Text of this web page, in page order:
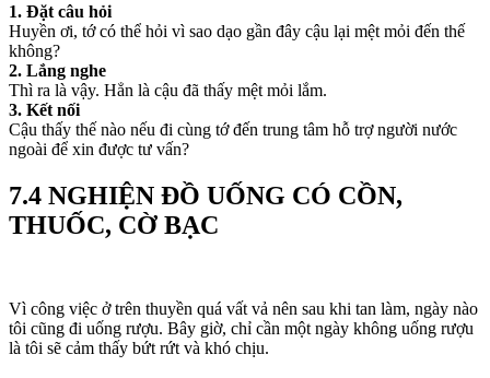
1. Đặt câu hỏi
Huyền ơi, tớ có thể hỏi vì sao dạo gần đây cậu lại mệt mỏi đến thế
không?
2. Lắng nghe
Thì ra là vậy. Hẳn là cậu đã thấy mệt mỏi lắm.
3. Kết nối
Cậu thấy thế nào nếu đi cùng tớ đến trung tâm hỗ trợ người nước
ngoài để xin được tư vấn?
7.4 NGHIỆN ĐỒ UỐNG CÓ CỒN,
THUỐC, CỜ BẠC
Vì công việc ở trên thuyền quá vất vả nên sau khi tan làm, ngày nào
tôi cũng đi uống rượu. Bây giờ, chỉ cần một ngày không uống rượu
là tôi sẽ cảm thấy bứt rứt và khó chịu.